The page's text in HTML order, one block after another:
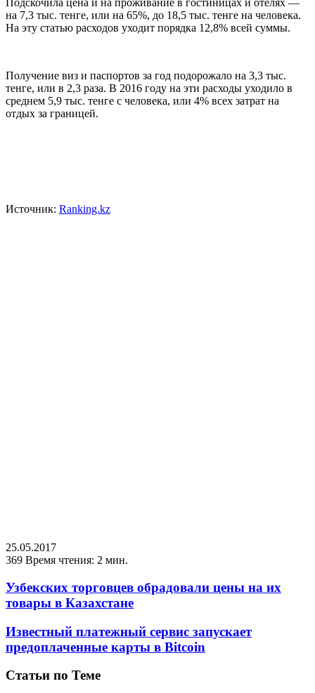
Подскочила цена и на проживание в гостиницах и отелях —
на 7,3 тыс. тенге, или на 65%, до 18,5 тыс. тенге на человека.
На эту статью расходов уходит порядка 12,8% всей суммы.
Получение виз и паспортов за год подорожало на 3,3 тыс.
тенге, или в 2,3 раза. В 2016 году на эти расходы уходило в
среднем 5,9 тыс. тенге с человека, или 4% всех затрат на
отдых за границей.
Источник: Ranking.kz
25.05.2017
369 Время чтения: 2 мин.
Узбекских торговцев обрадовали цены на их
товары в Казахстане
Известный платежный сервис запускает
предоплаченные карты в Bitcoin
Статьи по Теме